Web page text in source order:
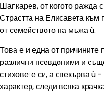
Шапкарев, от когото
Страстта на Елисавета към
от семейството на мъжа ù.
Това е и една от причините
различни псевдоними и
стиховете си, а свекърва ù
характер, следи всяка